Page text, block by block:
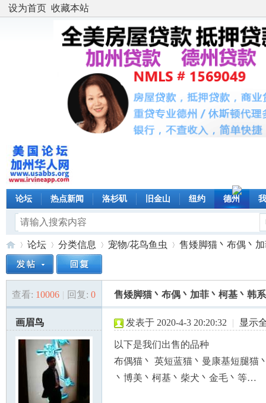
设为首页 收藏本站
论坛 热点新闻 洛杉矶 旧金山 纽约 德州
美»
论坛
›
分类信息 宠物/花鸟鱼虫
›
售矮脚猫丶布偶丶
查看: 10006 | 回复: 0 售矮脚猫丶布偶丶加菲丶柯基丶韩
画眉鸟 发表于 2020-4-3 20:20:32 | 显示
以下是我们出售的品种
布偶猫丶 英短蓝猫丶曼康基短腿猫
丶博美丶柯基丶柴犬丶金毛丶等…